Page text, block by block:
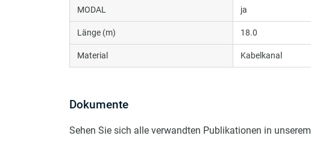
MODAL ja
Länge (m) 18.0
Material Kabelkanal
Dokumente
Sehen Sie sich alle verwandten Publikationen in unserem